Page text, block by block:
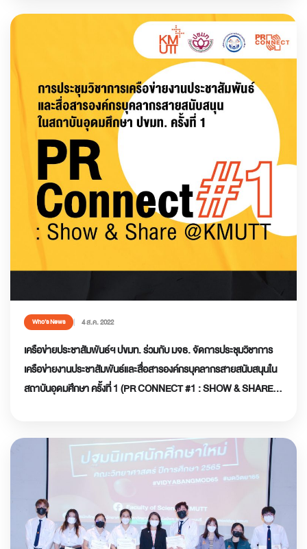
Who’s News 4 ส.ค. 2022
เครือข่ายประชาสัมพันธ์ฯ ปขมท. ร่วมกับ มจธ. จัดการประชุมวิชาการ
เครือข่ายงานประชาสัมพันธ์และสื่อสารองค์กรบุคลากรสายสนับสนุนใน
สถาบันอุดมศึกษา ครั้งที่ 1 (PR CONNECT #1 : SHOW & SHARE